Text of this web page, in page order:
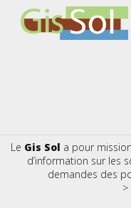
Le Gis Sol a pour
d’information sur les
demandes des